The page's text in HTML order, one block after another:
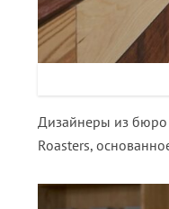
Дизайнеры из бюро
Roasters,